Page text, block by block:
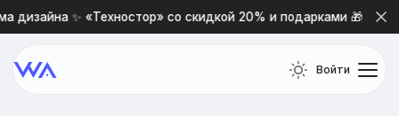
дизайна ✨ «Техностор» со скидкой 20% и подарками 🎁
Войти